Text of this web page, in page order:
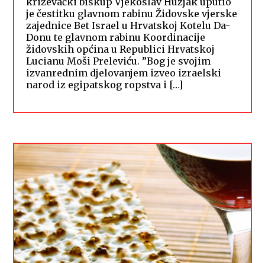
je čestitku glavnom rabinu Židovske vjerske
zajednice Bet Israel u Hrvatskoj Kotelu Da-
Donu te glavnom rabinu Koordinacije
židovskih općina u Republici Hrvatskoj
Lucianu Moši Preleviću. ”Bog je svojim
izvanrednim djelovanjem izveo izraelski
narod iz egipatskog ropstva i […]